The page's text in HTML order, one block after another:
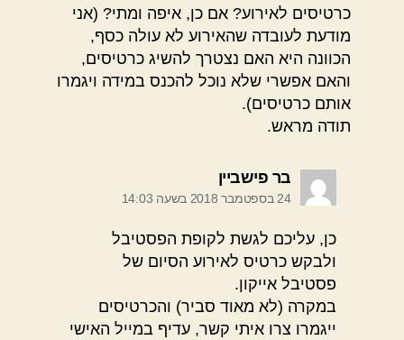
כרטיסים לאירוע? אם כן, איפה ומתי? (אני
מודעת לעובדה שהאירוע לא עולה כסף,
הכוונה היא האם נצטרך להשיג כרטיסים,
והאם אפשרי שלא נוכל להכנס במידה ויגמרו
אותם כרטיסים).
תודה מראש.
בר פישביין
24 בספטמבר 2018 בשעה 14:03
כן, עליכם לגשת לקופת הפסטיבל
ולבקש כרטיס לאירוע הסיום של
פסטיבל אייקון.
במקרה (לא מאוד סביר) והכרטיסים
ייגמרו צרו איתי קשר, עדיף במייל האישי